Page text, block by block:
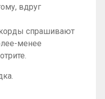
вдруг
спрашивают
менее